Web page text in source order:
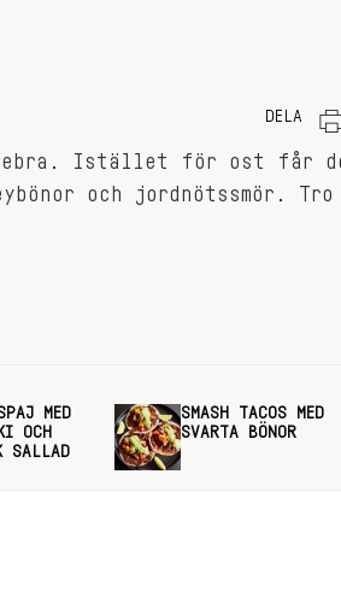
DELA
Istället för ost får
och jordnötssmör. Tro
MED
OCH
SALLAD
SMASH TACOS MED
SVARTA BÖNOR